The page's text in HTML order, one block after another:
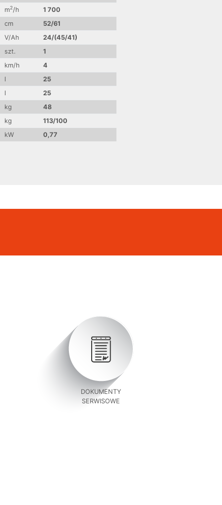
m2/h
1 700
cm
52/61
V/Ah
24/(45/41)
szt.
1
km/h
4
l
25
l
25
kg
48
kg
113/100
kW 0,77
DOKUMENTY
SERWISOWE